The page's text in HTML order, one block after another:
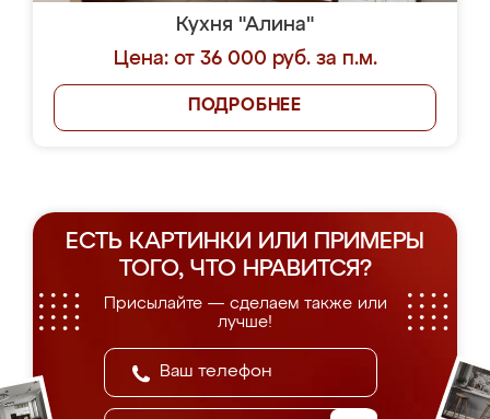
Кухня "Алина"
Цена: от 36 000 руб. за п.м.
ПОДРОБНЕЕ
ЕСТЬ КАРТИНКИ ИЛИ ПРИМЕРЫ
ТОГО, ЧТО НРАВИТСЯ?
Присылайте — сделаем также или
лучше!